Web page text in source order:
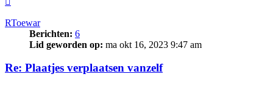
RToewar
Berichten: 6
Lid geworden op: ma okt 16, 2023 9:47 am
Re: Plaatjes verplaatsen vanzelf